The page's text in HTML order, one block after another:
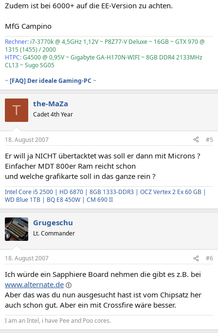
Zudem ist bei 6000+ auf die EE-Version zu achten.
MfG Campino
Rechner: i7-3770k @ 4,5GHz 1,12V ~ P8Z77-V Deluxe ~ 16GB ~ GTX 970 @
1315 (1455) / 2000
HTPC:G4500 @ 0,95V ~ Gigabyte GA-H170N-WIFI ~ 8GB DDR4 2133MHz
CL13 ~ Sugo SG05
~[FAQ] Der ideale Gaming-PC ~
T the-MaZa
Cadet 4th Year
18. August 2007 #5
Er will ja NICHT übertacktet was soll er dann mit Microns ?
Einfacher MDT 800er Ram reicht schon
und welche grafikarte soll in das ganze rein ?
Intel Core i5 2500 | HD 6870 | 8GB 1333-DDR3 | OCZ Vertex 2 Ex 60 GB |
WD Blue 1TB | BQ E8 450W | CM 690 II
Grugeschu
Lt. Commander
18. August 2007 #6
Ich würde ein Sapphiere Board nehmen die gibt es z.B. bei
www.alternate.de
Aber das was du nun ausgesucht hast ist vom Chipsatz her
auch schon gut. Aber ein mit Crossfire wäre besser.
I am an Intel, i have Pee and Poo cores.